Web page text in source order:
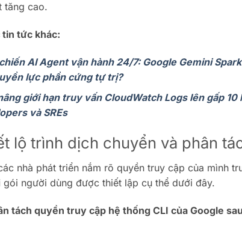
tăng cao.
tin tức khác:
AI Agent vận hành 24/7: Google Gemini
lực phần cứng tự trị?
giới hạn truy vấn CloudWatch Logs lên gấp
và SREs
lộ trình dịch chuyển và phân
nhà phát triển nắm rõ quyền truy cập của mình
gói người dùng được thiết lập cụ thể dưới đây.
tách quyền truy cập hệ thống CLI của Google